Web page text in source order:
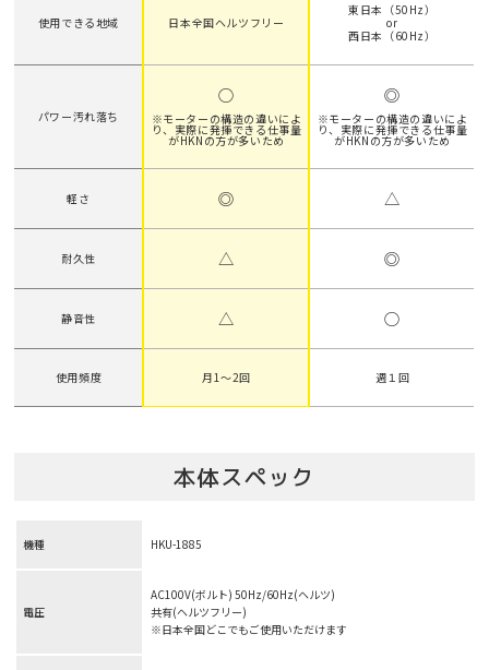
使用できる地域 日本全国ヘルツフリー
東日本（50Hz）
or
西日本（60Hz）
パワー汚れ落ち
○
※モーターの構造の違いによ
り、実際に発揮できる仕事量
がHKNの方が多いため
◎
※モーターの構造の違いによ
り、実際に発揮できる仕事量
がHKNの方が多いため
軽さ ◎ △
耐久性 △ ◎
静音性 △ ○
使用頻度 月1〜2回 週１回
本体スペック
機種 HKU-1885
電圧
AC100V(ボルト) 50Hz/60Hz(ヘルツ)
共有(ヘルツフリー)
※日本全国どこでもご使用いただけます